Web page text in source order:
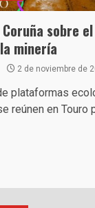
sobre
minería
2 de noviembre de
plataformas
reúnen en Touro